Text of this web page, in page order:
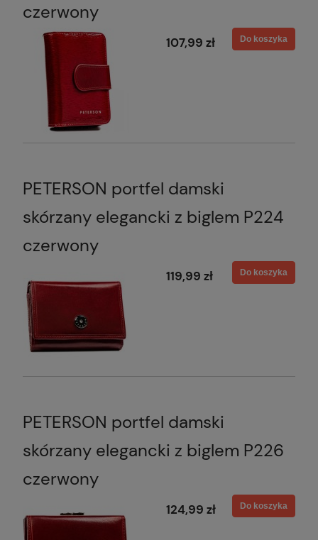
czerwony
107,99 zł Do koszyka
PETERSON portfel damski
skórzany elegancki z biglem P224
czerwony
119,99 zł Do koszyka
PETERSON portfel damski
skórzany elegancki z biglem P226
czerwony
124,99 zł Do koszyka